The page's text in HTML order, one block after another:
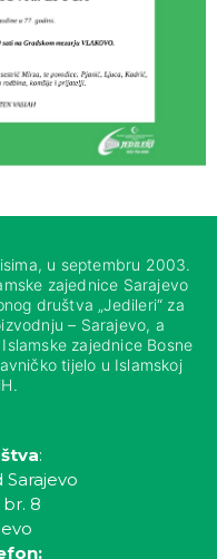
u septembru 2003.
zajednice Sarajevo
društva „Jedileri“ za
– Sarajevo, a
zajednice Bosne
tijelo u Islamskoj
:
Sarajevo
8